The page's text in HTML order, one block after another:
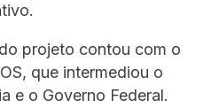
projeto contou com o
que intermediou o
e o Governo Federal.